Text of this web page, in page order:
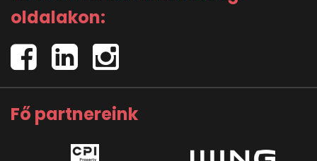
oldalakon:
Fő partnereink